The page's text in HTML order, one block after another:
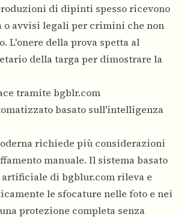
di dipinti spesso ricevono
o avvisi legali per crimini che non
L'onere della prova spetta al
della targa per dimostrare la
tramite bgblr.com
basato sull'intelligenza
richiede più considerazioni
manuale. Il sistema basato
di bgblur.com rileva e
le sfocature nelle foto e nei
protezione completa senza